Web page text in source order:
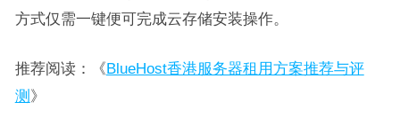
方式仅需一键便可完成云存储安装操作。
推荐阅读：《BlueHost香港服务器租用方案推荐与评
测 》